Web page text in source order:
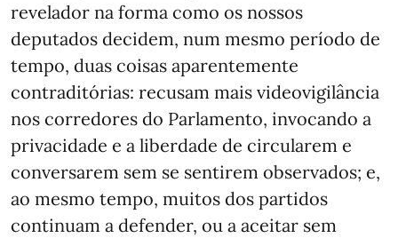
revelador na forma como os nossos
deputados decidem, num mesmo período de
tempo, duas coisas aparentemente
contraditórias: recusam mais videovigilância
nos corredores do Parlamento, invocando a
privacidade e a liberdade de circularem e
conversarem sem se sentirem observados; e,
ao mesmo tempo, muitos dos partidos
continuam a defender, ou a aceitar sem